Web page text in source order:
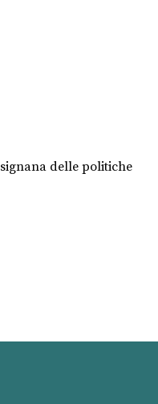
delle politiche